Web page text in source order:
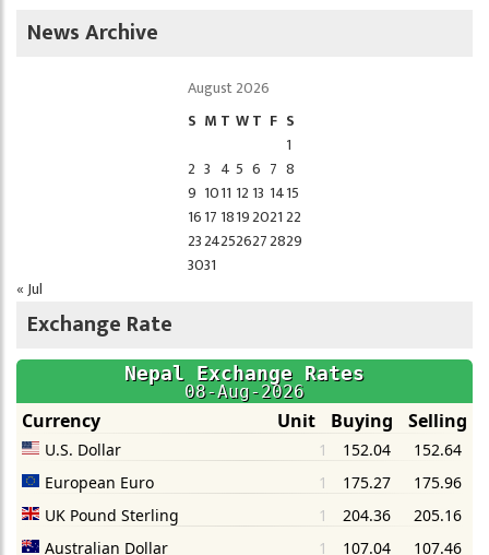
News Archive
August 2026
S M T WT F S
1
2 3 4 5 6 7 8
9 1011 12 13 1415
1617 1819202122
23242526272829
3031
« Jul
Exchange Rate